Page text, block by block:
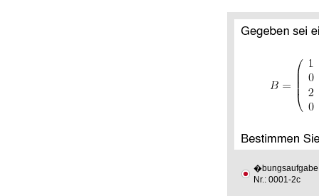
�bungsaufgabe
Nr.: 0001-2c